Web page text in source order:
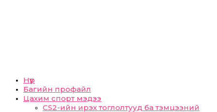
Нүүр
Багийн профайл
Цахим спорт мэдээ
CS2-ийн ирэх тоглолтууд ба тэмцээний